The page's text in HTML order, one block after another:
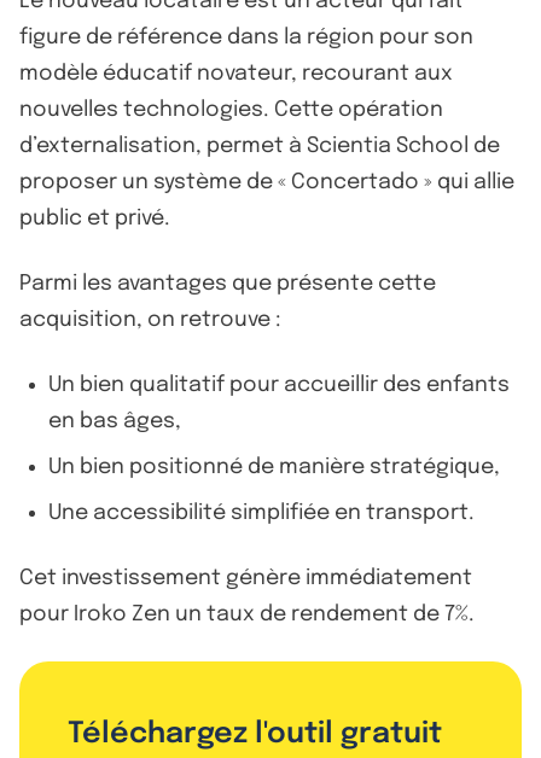
figure de référence dans la région pour son
modèle éducatif novateur, recourant aux
nouvelles technologies. Cette opération
d’externalisation, permet à Scientia School de
proposer un système de « Concertado » qui allie
public et privé.
Parmi les avantages que présente cette
acquisition, on retrouve :
Un bien qualitatif pour accueillir des enfants
en bas âges,
Un bien positionné de manière stratégique,
Une accessibilité simplifiée en transport.
Cet investissement génère immédiatement
pour Iroko Zen un taux de rendement de 7%.
Téléchargez l'outil gratuit